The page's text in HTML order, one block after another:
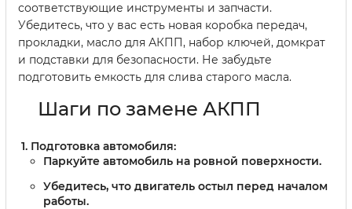
соответствующие инструменты и запчасти.
Убедитесь, что у вас есть новая коробка передач,
прокладки, масло для АКПП, набор ключей, домкрат
и подставки для безопасности. Не забудьте
подготовить емкость для слива старого масла.
Шаги по замене АКПП
Подготовка автомобиля:
Паркуйте автомобиль на ровной поверхности.
Убедитесь, что двигатель остыл перед началом
работы.